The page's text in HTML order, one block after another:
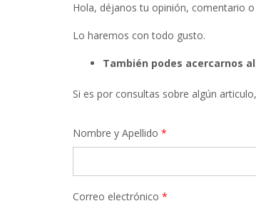
Hola, déjanos tu opinión, comentario
Lo haremos con todo gusto.
También podes acercarnos
Si es por consultas sobre algún
Nombre y Apellido *
Correo electrónico *